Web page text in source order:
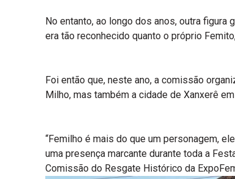
No entanto, ao longo dos anos, outra figura
era tão reconhecido quanto o próprio
Foi então que, neste ano, a comissão
Milho, mas também a cidade de Xanxerê
“Femilho é mais do que um personagem,
uma presença marcante durante toda a
Comissão do Resgate Histórico da